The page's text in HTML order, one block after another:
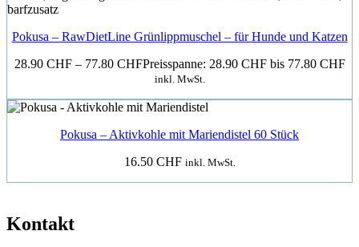
Pokusa – RawDietLine Grünlippmuschel – für Hunde und Katzen
28.90 CHF – 77.80 CHFPreisspanne: 28.90 CHF bis 77.80 CHF
inkl. MwSt.
Pokusa – Aktivkohle mit Mariendistel 60 Stück
16.50 CHF inkl. MwSt.
Kontakt